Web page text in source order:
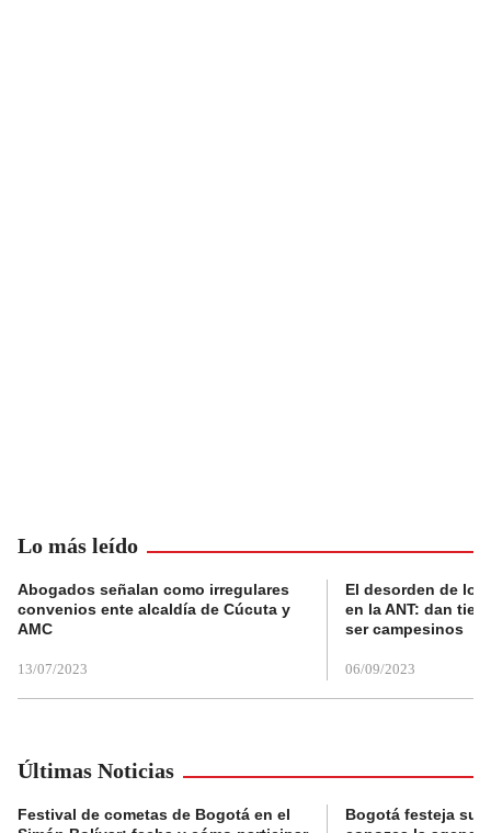
Lo más leído
Abogados señalan como irregulares
convenios ente alcaldía de Cúcuta y
AMC
13/07/2023
El desorden de
en la ANT: dan
ser campesinos
06/09/2023
Últimas Noticias
Festival de cometas de Bogotá en el
Bogotá festeja su